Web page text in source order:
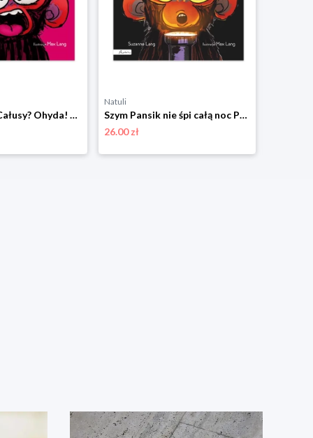
Szym pansik. Całusy? Ohyda! Papilon
Natuli
Szym Pansik nie śpi całą noc Papilon
26.00 zł